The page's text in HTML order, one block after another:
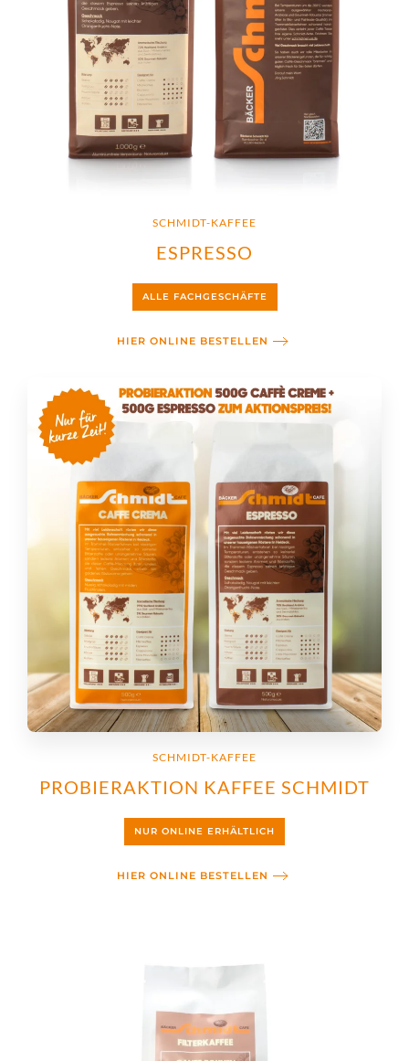
SCHMIDT-KAFFEE
ESPRESSO
ALLE FACHGESCHÄFTE
HIER ONLINE BESTELLEN
SCHMIDT-KAFFEE
PROBIERAKTION KAFFEE SCHMIDT
NUR ONLINE ERHÄLTLICH
HIER ONLINE BESTELLEN